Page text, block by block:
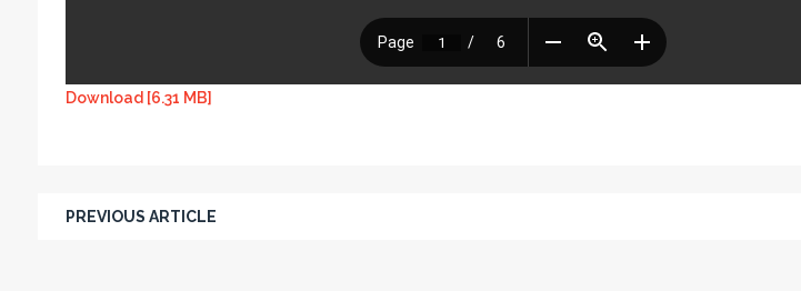
Download [6.31 MB]
PREVIOUS ARTICLE